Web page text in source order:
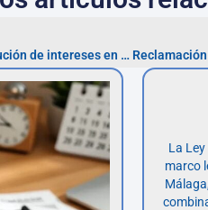
Pasos estratégicos para reclamar devolución de intereses en préstamos personales
La
marco